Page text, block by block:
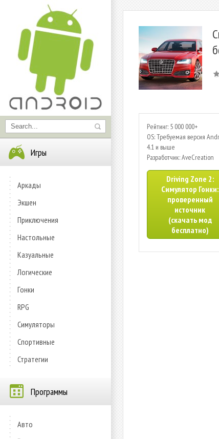
Игры
Аркады
Экшен
Приключения
Настольные
Казуальные
Логические
Гонки
RPG
Симуляторы
Спортивные
Стратегии
Программы
Авто
Рейтинг: 5 000 000+
OS: Требуемая версия
4.1 и выше
Разработчик: AveCreation
Driving Zone 2:
Cимулятор Гонки:
проверенный
источник
(скачать мод
бесплатно)